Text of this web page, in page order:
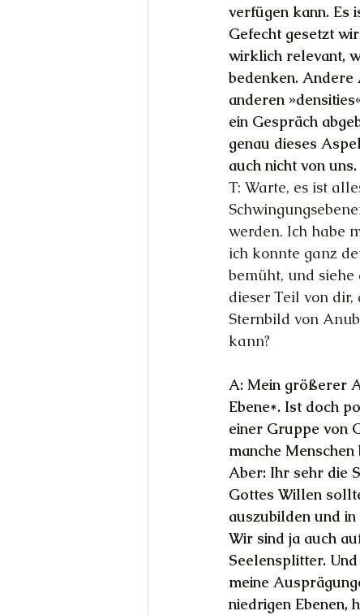
verfügen kann. Es
Gefecht gesetzt
wirklich relevant,
bedenken.
anderen
ein Gespräch
genau dieses
auch nicht von uns.
T: Warte, es ist
werden. Ich habe
ich konnte ganz
bemüht, und
dieser Teil von dir,
Sternbild von
kann?
A: Mein größerer
Ebene*. Ist doch
einer Gruppe von
manche
Aber: Ihr sehr die
Gottes Willen
auszubilden und in
Wir sind ja auch
Seelensplitter.
meine
niedrigen Ebenen,